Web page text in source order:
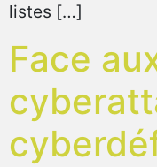
listes […]
Face